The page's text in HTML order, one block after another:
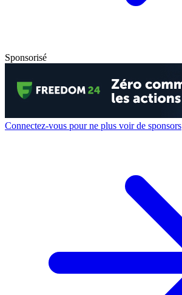
Sponsorisé
Connectez-vous pour ne plus voir de sponsors